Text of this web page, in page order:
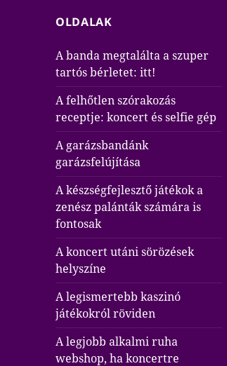
OLDALAK
A banda megtalálta a szuper
tartós bérletet: itt!
A felhőtlen szórakozás
receptje: koncert és selfie gép
A garázsbandánk
garázsfelújítása
A készségfejlesztő játékok a
zenész palánták számára is
fontosak
A koncert utáni sörözések
helyszíne
A legismertebb kaszinó
játékokról röviden
A legjobb alkalmi ruha
webshop, ha koncertre